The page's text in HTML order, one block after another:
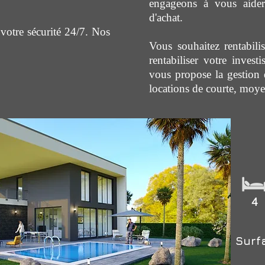
sécurité 24/7. Nos
engageons à vous
d'achat.
Vous souhaitez
rentabiliser votre
vous propose la
locations de courte,